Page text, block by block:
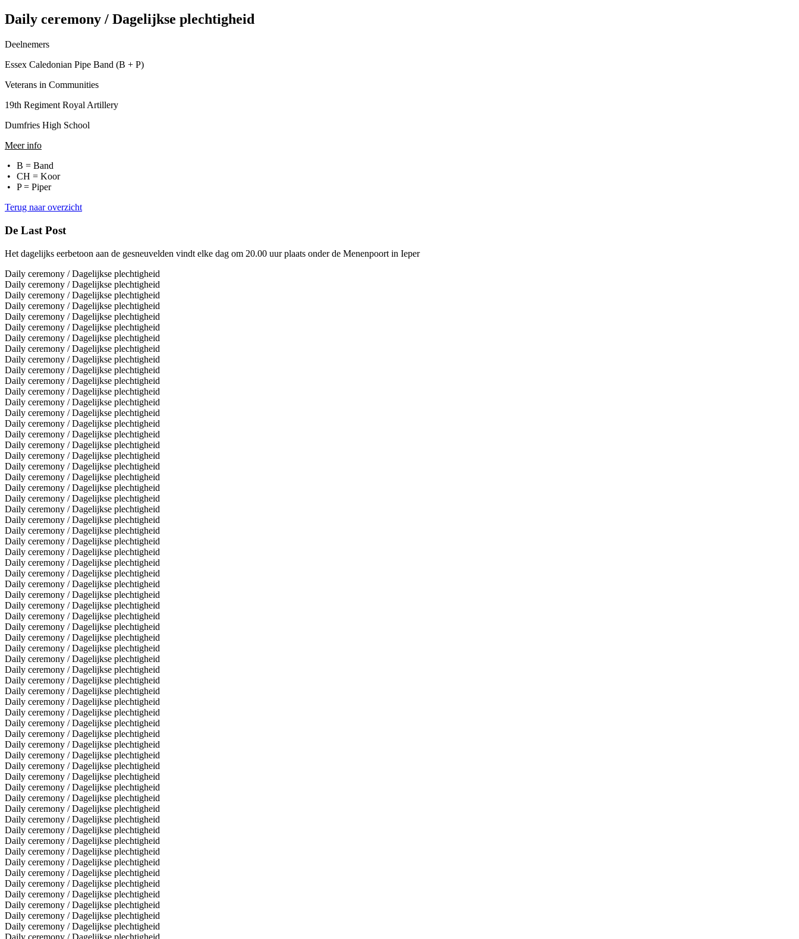
Daily ceremony / Dagelijkse plechtigheid
Deelnemers
Essex Caledonian Pipe Band (B + P)
Veterans in Communities
19th Regiment Royal Artillery
Dumfries High School
Meer info
B = Band
CH = Koor
P = Piper
Terug naar overzicht
De Last Post
Het dagelijks eerbetoon aan de gesneuvelden vindt elke dag om 20.00 uur plaats onder de Menenpoort in Ieper
Daily ceremony / Dagelijkse plechtigheid
Daily ceremony / Dagelijkse plechtigheid
Daily ceremony / Dagelijkse plechtigheid
Daily ceremony / Dagelijkse plechtigheid
Daily ceremony / Dagelijkse plechtigheid
Daily ceremony / Dagelijkse plechtigheid
Daily ceremony / Dagelijkse plechtigheid
Daily ceremony / Dagelijkse plechtigheid
Daily ceremony / Dagelijkse plechtigheid
Daily ceremony / Dagelijkse plechtigheid
Daily ceremony / Dagelijkse plechtigheid
Daily ceremony / Dagelijkse plechtigheid
Daily ceremony / Dagelijkse plechtigheid
Daily ceremony / Dagelijkse plechtigheid
Daily ceremony / Dagelijkse plechtigheid
Daily ceremony / Dagelijkse plechtigheid
Daily ceremony / Dagelijkse plechtigheid
Daily ceremony / Dagelijkse plechtigheid
Daily ceremony / Dagelijkse plechtigheid
Daily ceremony / Dagelijkse plechtigheid
Daily ceremony / Dagelijkse plechtigheid
Daily ceremony / Dagelijkse plechtigheid
Daily ceremony / Dagelijkse plechtigheid
Daily ceremony / Dagelijkse plechtigheid
Daily ceremony / Dagelijkse plechtigheid
Daily ceremony / Dagelijkse plechtigheid
Daily ceremony / Dagelijkse plechtigheid
Daily ceremony / Dagelijkse plechtigheid
Daily ceremony / Dagelijkse plechtigheid
Daily ceremony / Dagelijkse plechtigheid
Daily ceremony / Dagelijkse plechtigheid
Daily ceremony / Dagelijkse plechtigheid
Daily ceremony / Dagelijkse plechtigheid
Daily ceremony / Dagelijkse plechtigheid
Daily ceremony / Dagelijkse plechtigheid
Daily ceremony / Dagelijkse plechtigheid
Daily ceremony / Dagelijkse plechtigheid
Daily ceremony / Dagelijkse plechtigheid
Daily ceremony / Dagelijkse plechtigheid
Daily ceremony / Dagelijkse plechtigheid
Daily ceremony / Dagelijkse plechtigheid
Daily ceremony / Dagelijkse plechtigheid
Daily ceremony / Dagelijkse plechtigheid
Daily ceremony / Dagelijkse plechtigheid
Daily ceremony / Dagelijkse plechtigheid
Daily ceremony / Dagelijkse plechtigheid
Daily ceremony / Dagelijkse plechtigheid
Daily ceremony / Dagelijkse plechtigheid
Daily ceremony / Dagelijkse plechtigheid
Daily ceremony / Dagelijkse plechtigheid
Daily ceremony / Dagelijkse plechtigheid
Daily ceremony / Dagelijkse plechtigheid
Daily ceremony / Dagelijkse plechtigheid
Daily ceremony / Dagelijkse plechtigheid
Daily ceremony / Dagelijkse plechtigheid
Daily ceremony / Dagelijkse plechtigheid
Daily ceremony / Dagelijkse plechtigheid
Daily ceremony / Dagelijkse plechtigheid
Daily ceremony / Dagelijkse plechtigheid
Daily ceremony / Dagelijkse plechtigheid
Daily ceremony / Dagelijkse plechtigheid
Daily ceremony / Dagelijkse plechtigheid
Daily ceremony / Dagelijkse plechtigheid